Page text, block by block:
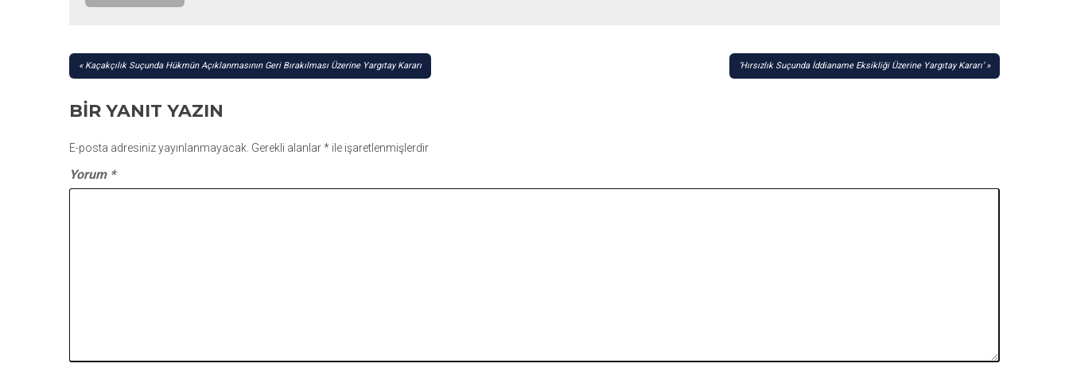
YAZI
Kaçakçılık Suçunda Hükmün Açıklanmasının Geri Bırakılması Üzerine Yargıtay Kararı ‘Hırsızlık Suçunda İddianame Eksikliği Üzerine Yargıtay Kararı’
BIR YANIT YAZIN
E-posta adresiniz yayınlanmayacak. Gerekli alanlar* ile işaretlenmişlerdir
Yorum *